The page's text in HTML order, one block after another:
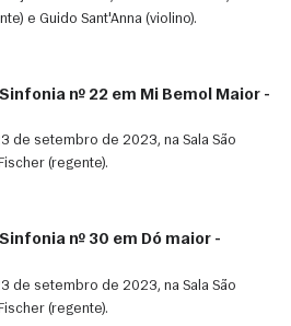
e Guido Sant'Anna (violino).
nº 22 em Mi Bemol Maior -
de setembro de 2023, na Sala São
(regente).
nº 30 em Dó maior -
de setembro de 2023, na Sala São
(regente).